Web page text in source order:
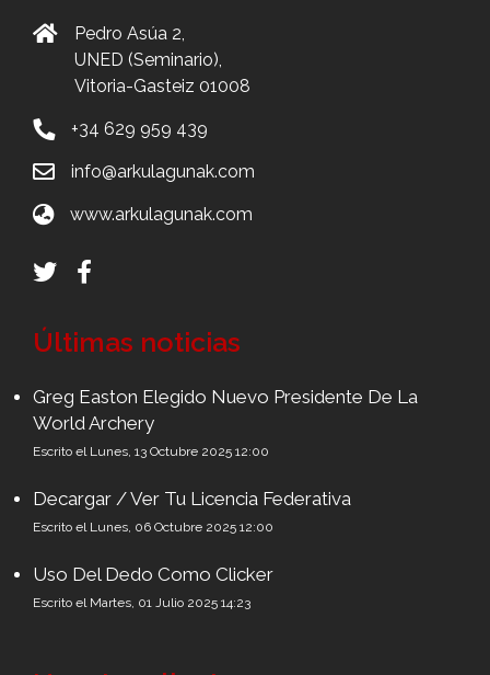
Pedro Asúa 2,
UNED (Seminario),
Vitoria-Gasteiz 01008
+34 629 959 439
info@arkulagunak.com
www.arkulagunak.com
Últimas noticias
Greg Easton Elegido Nuevo Presidente De La
World Archery
Escrito el Lunes, 13 Octubre 2025 12:00
Decargar / Ver Tu Licencia Federativa
Escrito el Lunes, 06 Octubre 2025 12:00
Uso Del Dedo Como Clicker
Escrito el Martes, 01 Julio 2025 14:23